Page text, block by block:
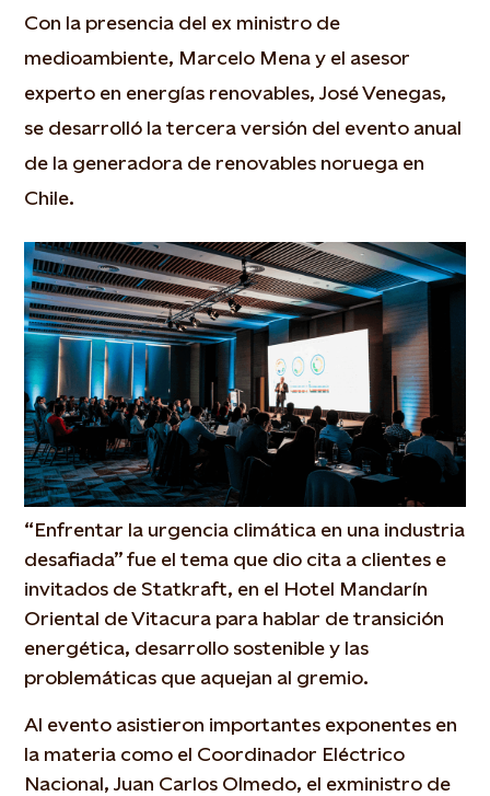
Con la presencia del ex ministro de
medioambiente, Marcelo Mena y el asesor
experto en energías renovables, José Venegas,
se desarrolló la tercera versión del evento anual
de la generadora de renovables noruega en
Chile.
“Enfrentar la urgencia climática en una industria
desafiada” fue el tema que dio cita a clientes e
invitados de Statkraft, en el Hotel Mandarín
Oriental de Vitacura para hablar de transición
energética, desarrollo sostenible y las
problemáticas que aquejan al gremio.
Al evento asistieron importantes exponentes en
la materia como el Coordinador Eléctrico
Nacional, Juan Carlos Olmedo, el exministro de